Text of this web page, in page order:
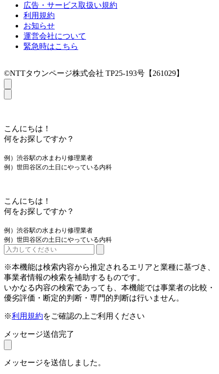
広告・サービス取扱い規約
利用規約
お知らせ
運営会社について
緊急時はこちら
©NTTタウンページ株式会社 TP25-193号【261029】
こんにちは！
何をお探しですか？
例）渋谷駅の水まわり修理業者
例）世田谷区の土日にやっている内科
こんにちは！
何をお探しですか？
例）渋谷駅の水まわり修理業者
例）世田谷区の土日にやっている内科
※本機能は検索内容から推定されるエリアと業種に基づき、
事業者情報の検索を補助するものです。
いかなる内容の検索であっても、本機能では事業者の比較・
優劣評価・断定的判断・専門的判断は行いません。
※利用規約をご確認の上ご利用ください
メッセージ送信完了
メッセージを送信しました。